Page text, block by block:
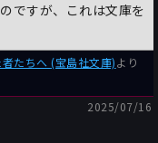
ですが、これは文庫を
たちへ (宝島社文庫)より
2025/07/16